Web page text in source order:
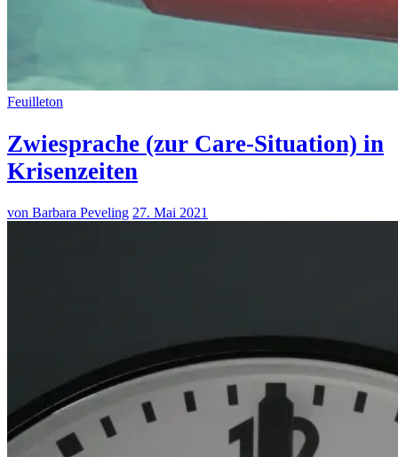
Feuilleton
Zwiesprache (zur Care-Situation) in
Krisenzeiten
von Barbara Peveling 27. Mai 2021